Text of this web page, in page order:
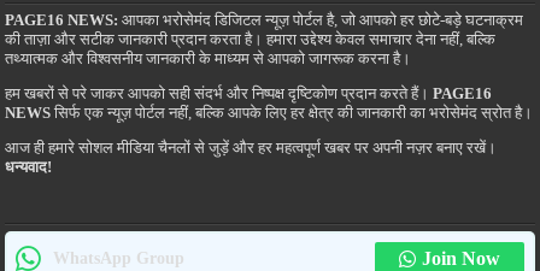
PAGE16 NEWS: आपका भरोसेमंद डिजिटल न्यूज़ पोर्टल है, जो आपको हर छोटे-बड़े घटनाक्रम
की ताज़ा और सटीक जानकारी प्रदान करता है। हमारा उद्देश्य केवल समाचार देना नहीं, बल्कि
तथ्यात्मक और विश्वसनीय जानकारी के माध्यम से आपको जागरूक करना है।
हम खबरों से परे जाकर आपको सही संदर्भ और निष्पक्ष दृष्टिकोण प्रदान करते हैं।PAGE16
NEWS सिर्फ एक न्यूज़ पोर्टल नहीं, बल्कि आपके लिए हर क्षेत्र की जानकारी का भरोसेमंद स्रोत है।
आज ही हमारे सोशल मीडिया चैनलों से जुड़ें और हर महत्वपूर्ण खबर पर अपनी नज़र बनाए रखें।
धन्यवाद!
WhatsApp Group Join Now